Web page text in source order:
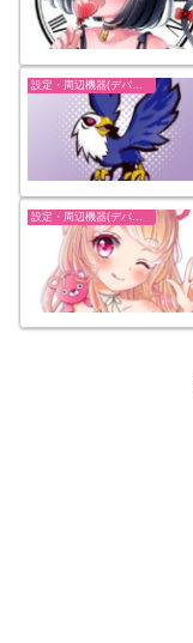
設定・周辺機器(デバイス)-フォートナイト【fortnite】